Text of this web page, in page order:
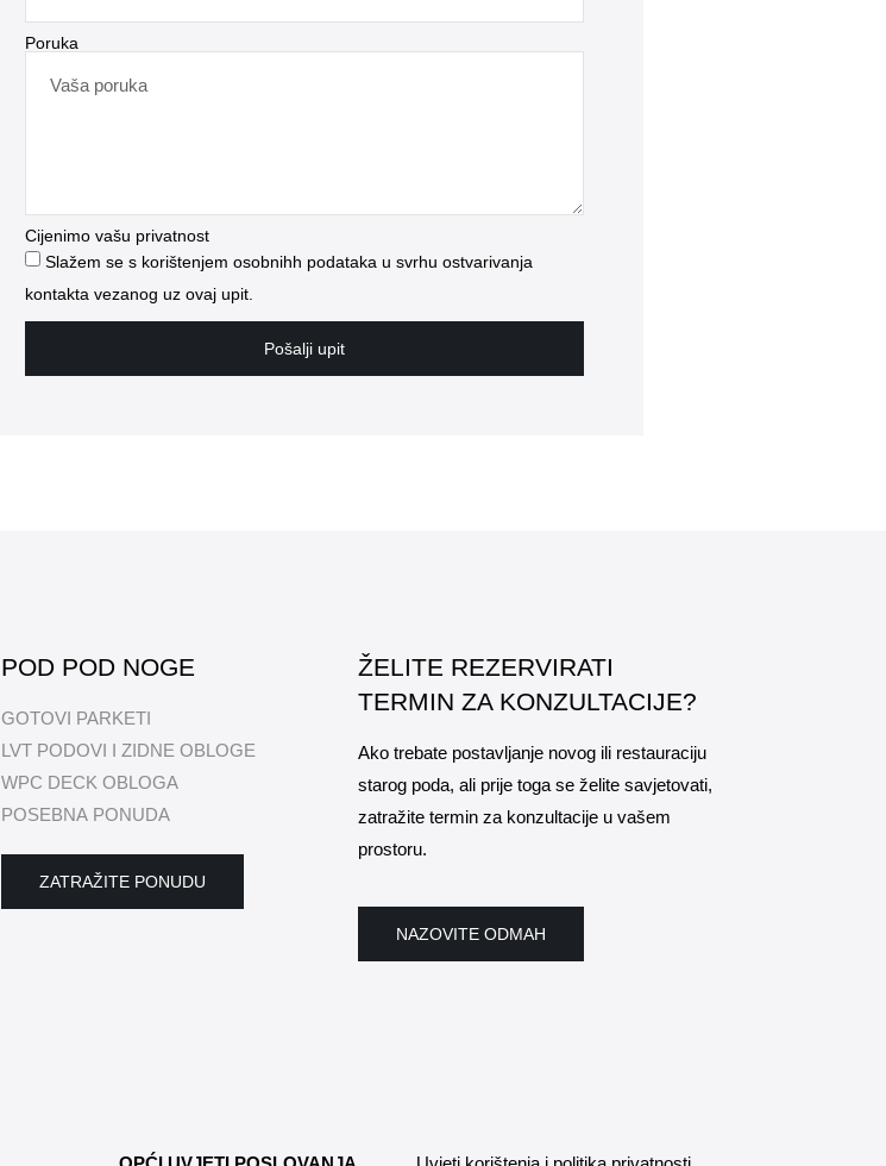
Poruka
Cijenimo vašu privatnost
Slažem se s korištenjem osobnihh podataka u svrhu ostvarivanja
kontakta vezanog uz ovaj upit.
Pošalji upit
POD POD NOGE
GOTOVI PARKETI
LVT PODOVI I ZIDNE OBLOGE
WPC DECK OBLOGA
POSEBNA PONUDA
ZATRAŽITE PONUDU
ŽELITE REZERVIRATI
TERMIN ZA KONZULTACIJE?
Ako trebate postavljanje novog ili restauraciju
starog poda, ali prije toga se želite savjetovati,
zatražite termin za konzultacije u vašem
prostoru.
NAZOVITE ODMAH